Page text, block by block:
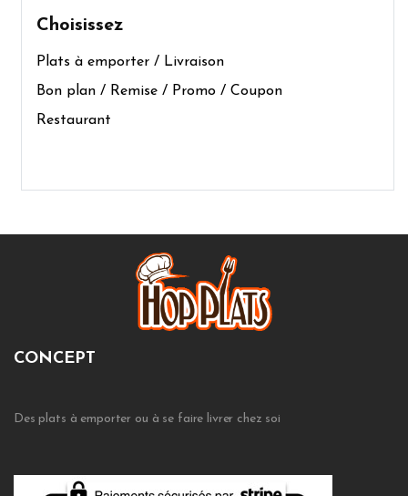
Choisissez
Plats à emporter / Livraison
Bon plan / Remise / Promo / Coupon
Restaurant
CONCEPT
Des plats à emporter ou à se faire livrer chez soi